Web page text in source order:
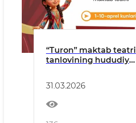
“Turon” maktab teatri
tanlovining hududiy
31.03.2026